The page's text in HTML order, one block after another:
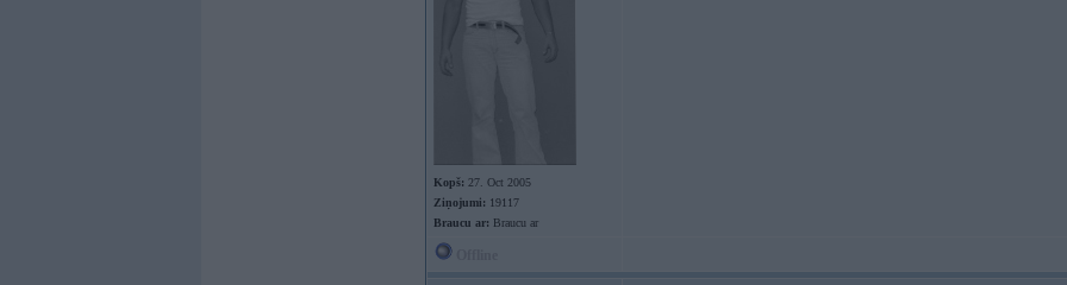
Kopš: 27. Oct 2005
Ziņojumi: 19117
Braucu ar: Braucu ar